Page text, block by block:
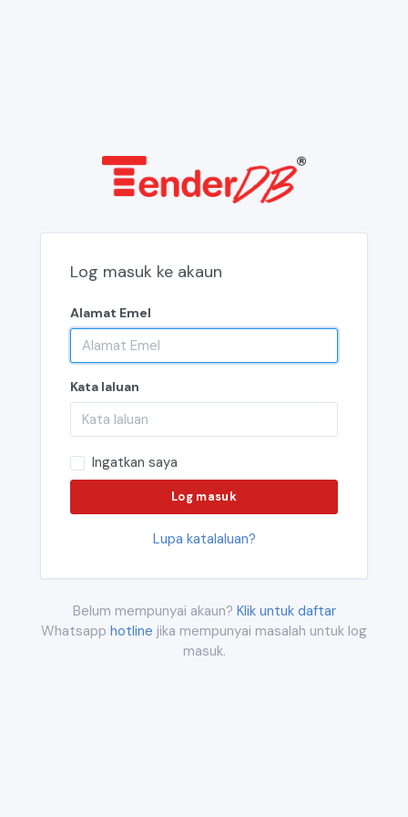
Log masuk ke akaun
Alamat Emel
Kata laluan
Ingatkan saya
Log masuk
Lupa katalaluan?
Belum mempunyai akaun? Klik untuk daftar
Whatsapp hotline jika mempunyai masalah untuk log
masuk.